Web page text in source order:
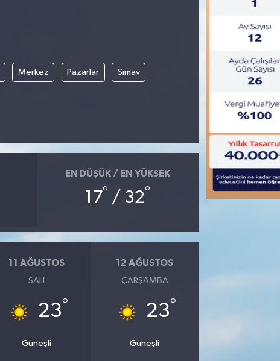
Merkez Pazarlar Simav
EN DÜŞÜK / EN YÜKSEK
17° / 32°
11 AĞUSTOS
SALI
23°
Güneşli
12 AĞUSTOS
ÇARŞAMBA
23°
Güneşli